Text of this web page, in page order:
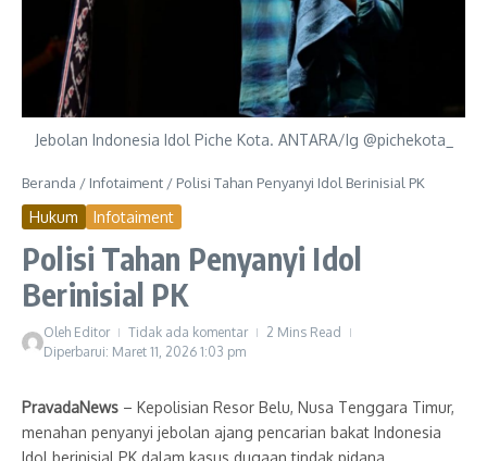
Jebolan Indonesia Idol Piche Kota. ANTARA/Ig @pichekota_
Beranda / Infotaiment / Polisi Tahan Penyanyi Idol Berinisial PK
Hukum Infotaiment
Polisi Tahan Penyanyi Idol
Berinisial PK
Oleh Editor Tidak ada komentar
2 Mins Read
Diperbarui: Maret 11, 2026 1:03 pm
PravadaNews – Kepolisian Resor Belu, Nusa Tenggara Timur,
menahan penyanyi jebolan ajang pencarian bakat Indonesia
Idol berinisial PK dalam kasus dugaan tindak pidana